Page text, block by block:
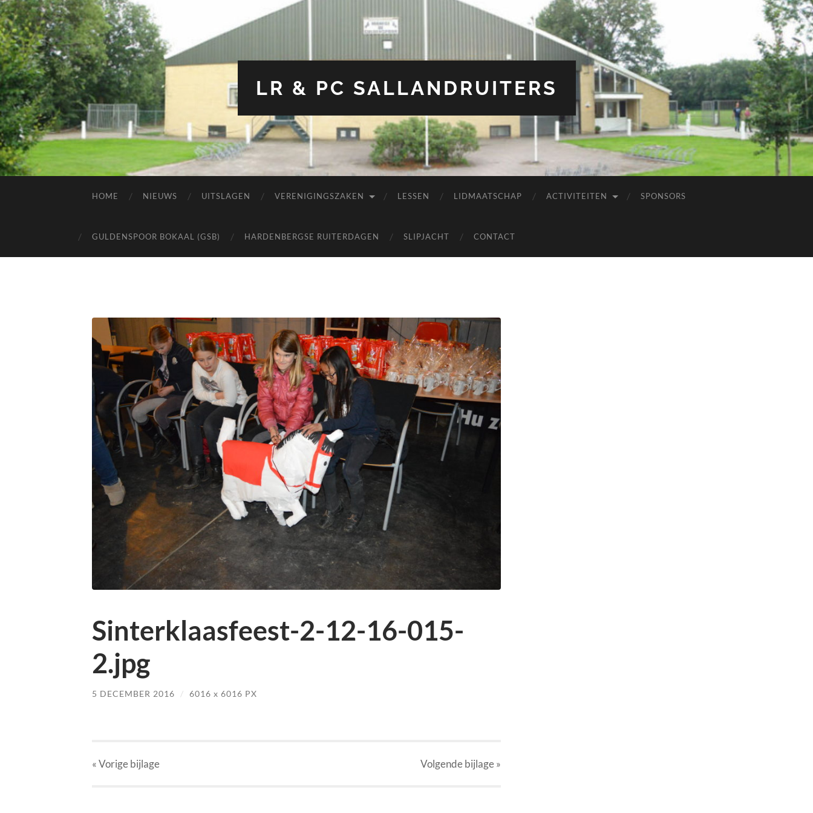
LR & PC SALLANDRUITERS
HOME NIEUWS UITSLAGEN VERENIGINGSZAKEN LESSEN LIDMAATSCHAP ACTIVITEITEN SPONSORS
GULDENSPOOR BOKAAL (GSB) HARDENBERGSE RUITERDAGEN SLIPJACHT CONTACT
Sinterklaasfeest-2-12-16-015-
2.jpg
5 DECEMBER 2016 / 6016 x 6016 PX
« Vorigebijlage Volgendebijlage»